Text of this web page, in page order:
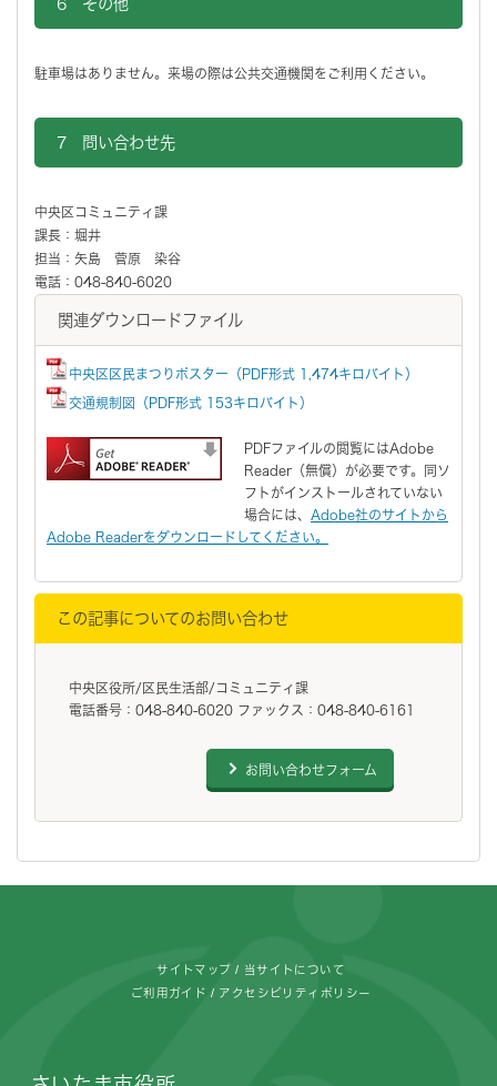
6 その他
駐車場はありません。来場の際は公共交通機関をご利用ください。
7 問い合わせ先
中央区コミュニティ課
課長：堀井
担当：矢島 菅原 染谷
電話：048-840-6020
関連ダウンロードファイル
中央区区民まつりポスター（PDF形式 1,474キロバイト）
交通規制図（PDF形式 153キロバイト）
PDFファイルの閲覧にはAdobe
Reader（無償）が必要です。同ソ
フトがインストールされていない
場合には、 Adobe社のサイトから
Adobe Readerをダウンロードしてください。
この記事についてのお問い合わせ
中央区役所/区民生活部/コミュニティ課
電話番号：048-840-6020 ファックス：048-840-6161
お問い合わせフォーム
サイトマップ 当サイトについて
ご利用ガイド アクセシビリティポリシー